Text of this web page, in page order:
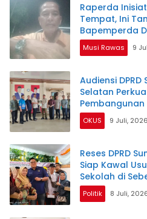
Raperda
Tempat, Ini
Bapemperda
Musi Rawas 9
Audiensi
Selatan
Pembangunan
OKUS 9 Juli, 2026
Reses DPRD
Siap Kawal
Sekolah di
Politik 8 Juli,